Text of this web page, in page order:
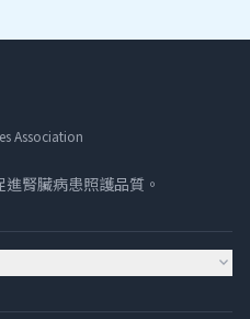
Association
腎臟病患照護品質。
expand_more